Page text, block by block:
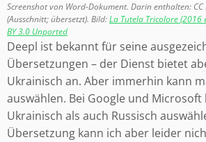
Screenshot von Word-Dokument. Darin enthalten: CC
(Ausschnitt; übersetzt). Bild:La Tutela Tricolore (2016
BY 3.0 Unported
Deepl ist bekannt für seine
Übersetzungen – der Dienst bietet
Ukrainisch an. Aber immerhin kann
auswählen. Bei Google und
Ukrainisch als auch Russisch
Übersetzung kann ich aber leider